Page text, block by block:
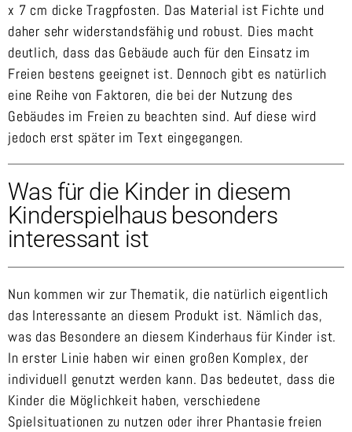
x 7 cm dicke Tragpfosten. Das Material ist Fichte und
daher sehr widerstandsfähig und robust. Dies macht
deutlich, dass das Gebäude auch für den Einsatz im
Freien bestens geeignet ist. Dennoch gibt es natürlich
eine Reihe von Faktoren, die bei der Nutzung des
Gebäudes im Freien zu beachten sind. Auf diese wird
jedoch erst später im Text eingegangen.
Was für die Kinder in diesem
Kinderspielhaus besonders
interessant ist
Nun kommen wir zur Thematik, die natürlich eigentlich
das Interessante an diesem Produkt ist. Nämlich das,
was das Besondere an diesem Kinderhaus für Kinder ist.
In erster Linie haben wir einen großen Komplex, der
individuell genutzt werden kann. Das bedeutet, dass die
Kinder die Möglichkeit haben, verschiedene
Spielsituationen zu nutzen oder ihrer Phantasie freien